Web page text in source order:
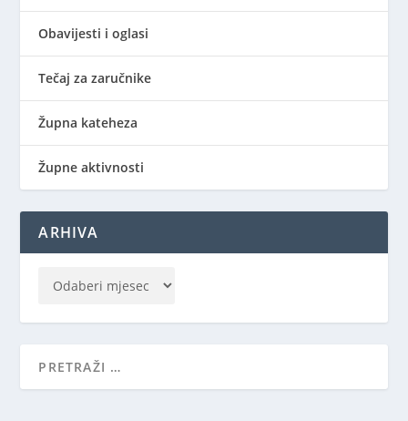
Obavijesti i oglasi
Tečaj za zaručnike
Župna kateheza
Župne aktivnosti
ARHIVA